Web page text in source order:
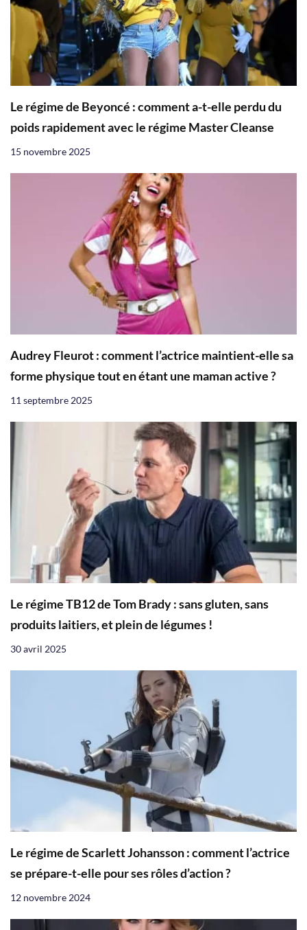
Le régime de Beyoncé : comment a-t-elle perdu du
poids rapidement avec le régime Master Cleanse
15 novembre 2025
Audrey Fleurot : comment l’actrice maintient-elle sa
forme physique tout en étant une maman active ?
11 septembre 2025
Le régime TB12 de Tom Brady : sans gluten, sans
produits laitiers, et plein de légumes !
30 avril 2025
Le régime de Scarlett Johansson : comment l’actrice
se prépare-t-elle pour ses rôles d’action ?
12 novembre 2024